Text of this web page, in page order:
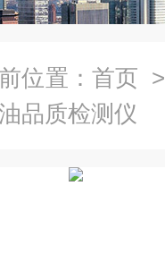
位置： 首页 >
品质检测仪